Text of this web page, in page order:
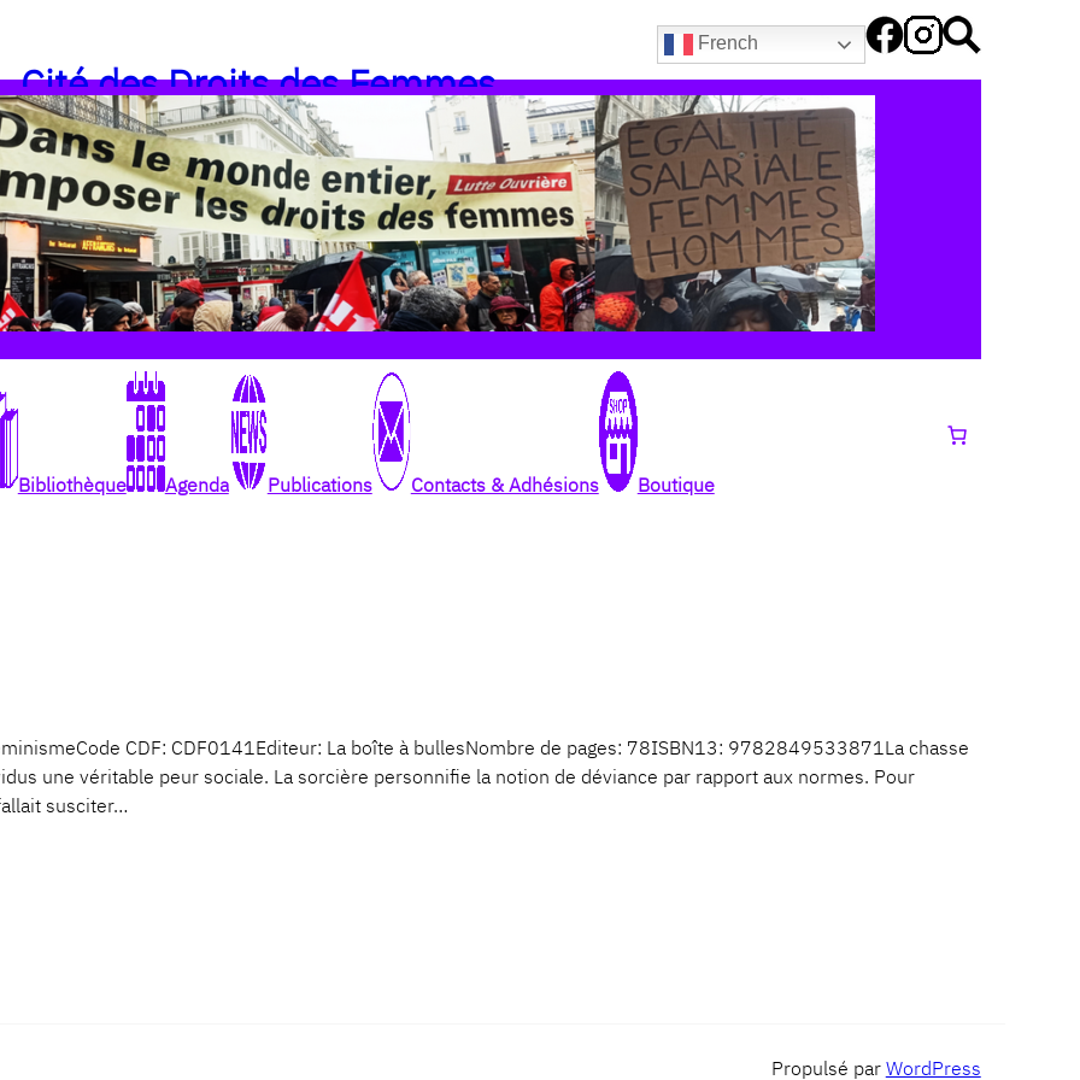
French
Cité des Droits des Femmes
Bibliothèque Agenda Publications Contacts & Adhésions Boutique
CDF: CDF0141Editeur: La boîte à bullesNombre de pages: 78ISBN13: 9782849533871La chasse
une véritable peur sociale. La sorcière personnifie la notion de déviance par rapport aux normes. Pour
susciter…
Propulsé par WordPress